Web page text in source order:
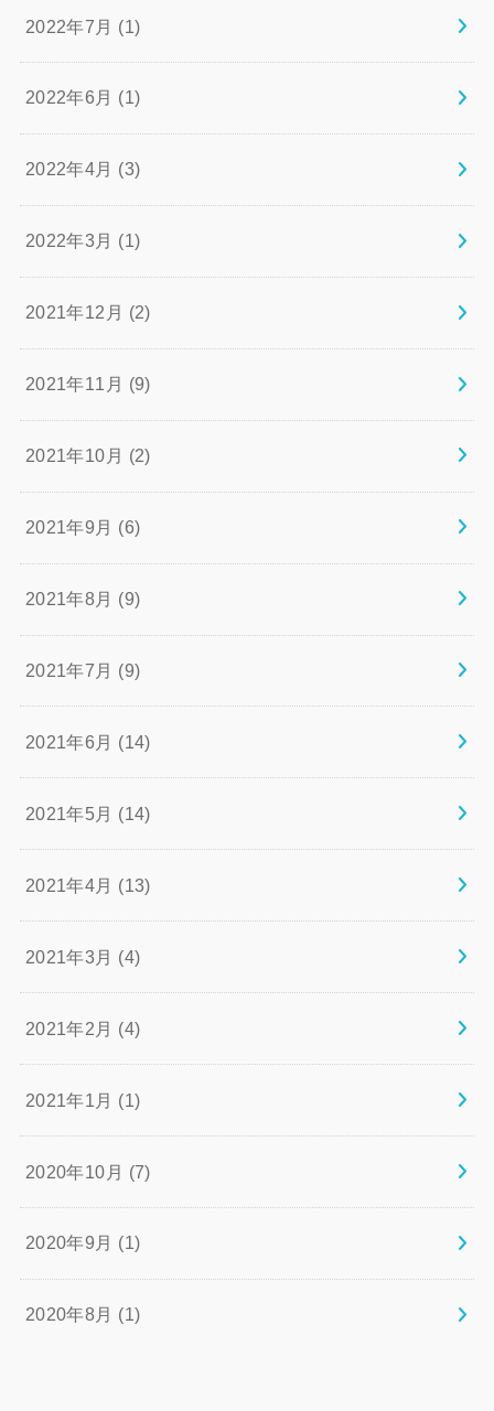
2022年7月 (1)
2022年6月 (1)
2022年4月 (3)
2022年3月 (1)
2021年12月 (2)
2021年11月 (9)
2021年10月 (2)
2021年9月 (6)
2021年8月 (9)
2021年7月 (9)
2021年6月 (14)
2021年5月 (14)
2021年4月 (13)
2021年3月 (4)
2021年2月 (4)
2021年1月 (1)
2020年10月 (7)
2020年9月 (1)
2020年8月 (1)